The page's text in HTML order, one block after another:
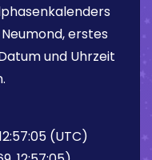
erstes
und Uhrzeit
(UTC)